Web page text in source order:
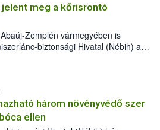
meg a kőrisrontó
Zemplén vármegyében is
biztonsági Hivatal (Nébih) a
(Agrilus planipennis) jelenlétét. A
találták meg, de már fertőzött
az intézkedéseket a szlovák
a terjedés megállítása érdekében.
három növényvédő szer
ellen